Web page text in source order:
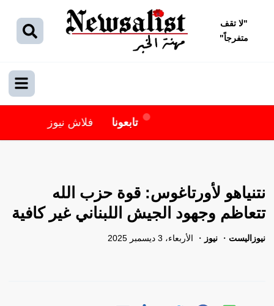
"لا تقف
متفرجاً"
تابعونا فلاش نيوز
نتنياهو لأورتاغوس: قوة حزب الله
تتعاظم وجهود الجيش اللبناني غير كافية
نيوزاليست نيوز الأربعاء، 3 ديسمبر 2025